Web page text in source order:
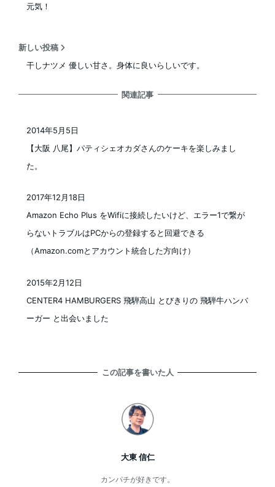
元気！
新しい投稿
干しナツメ 優しい甘さ。身体に良いらしいです。
関連記事
【大阪 八尾】パティシェオカダさんのケーキを楽しみまし
た。
2014年5月5日
Amazon Echo Plus をWifiに接続したいけど、エラー1で繋が
らないトラブルはPCからの登録すると回避できる
（Amazon.comとアカウント統合した方向け）
2017年12月18日
CENTER4 HAMBURGERS 飛騨高山 とびきりの 飛騨牛ハンバ
ーガー と出会いました
2015年2月12日
この記事を書いた人
大東 信仁
カンパチが好きです。